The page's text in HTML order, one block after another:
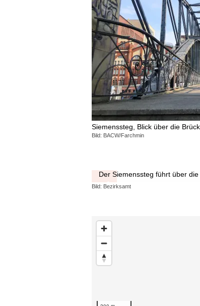
Siemenssteg, Blick über die
Bild: BACW/Farchmin
Der Siemenssteg führt über die
Bild: Bezirksamt
Karte überspringen